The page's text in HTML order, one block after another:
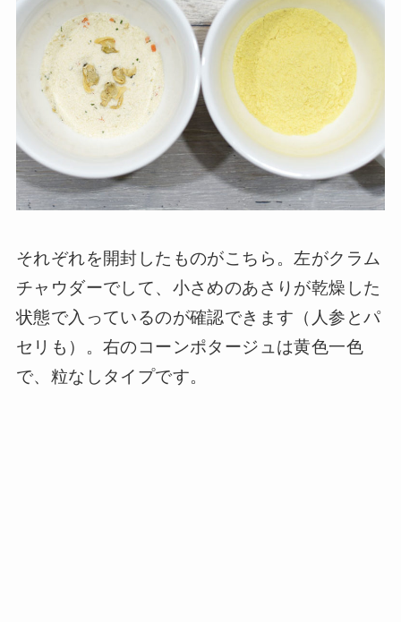
それぞれを開封したものがこちら。左がクラム
チャウダーでして、小さめのあさりが乾燥した
状態で入っているのが確認できます（人参とパ
セリも）。右のコーンポタージュは黄色一色
で、粒なしタイプです。